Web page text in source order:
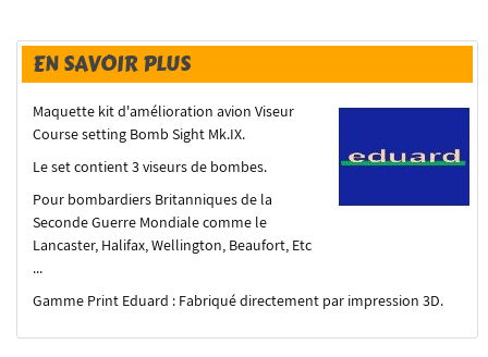
EN SAVOIR PLUS
Maquette kit d'amélioration avion Viseur
Course setting Bomb Sight Mk.IX.
Le set contient 3 viseurs de bombes.
Pour bombardiers Britanniques de la
Seconde Guerre Mondiale comme le
Lancaster, Halifax, Wellington, Beaufort, Etc
...
Gamme Print Eduard : Fabriqué directement par impression 3D.